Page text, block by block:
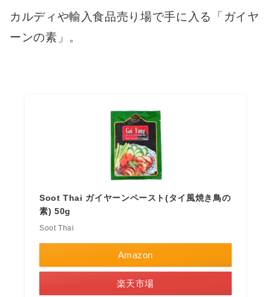
カルディや輸入食品売り場で手に入る「ガイヤ
ーンの素」。
Soot Thai ガイヤーンペースト(タイ風焼き鳥の
素) 50g
Soot Thai
Amazon
楽天市場